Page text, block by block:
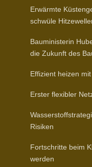
Erwärmte
schwüle
Baumi­nis­terin
die Zukunft des
Effizient heizen
Erster flexibler
Risiken
Fort­schritte beim
werden